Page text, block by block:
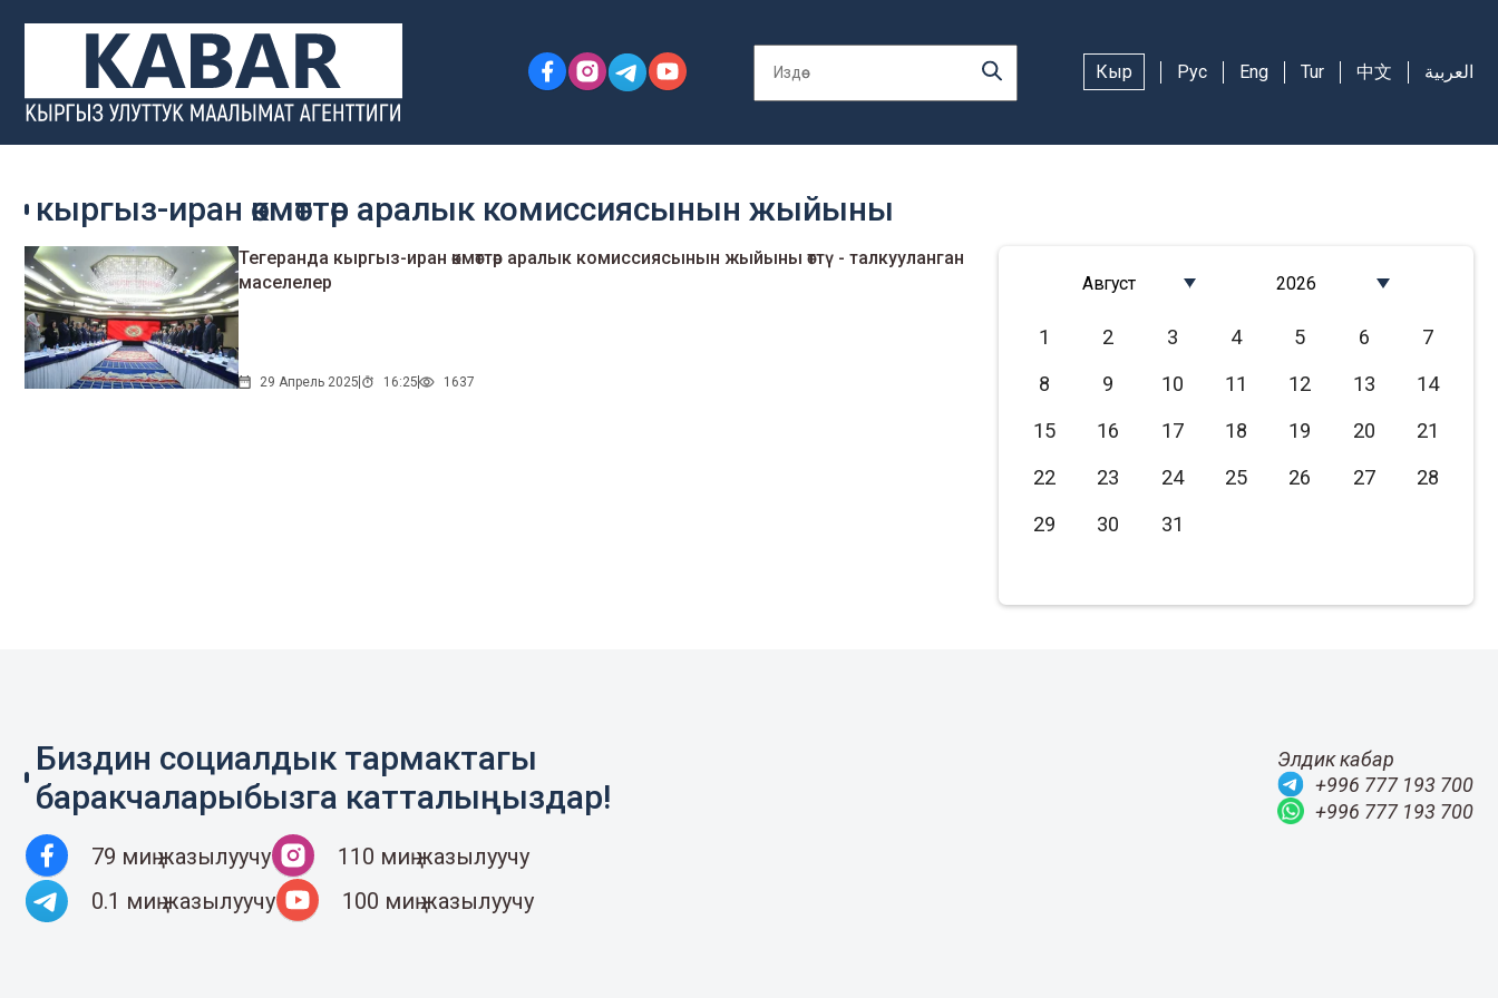
Кыр Рус Eng Tur 中文 العربية
кыргыз-иран өкмөттөр аралык комиссиясынын жыйыны
Тегеранда кыргыз-иран өкмөттөр аралык комиссиясынын жыйыны өттү - талкууланган
маселелер
29 Апрель 2025 16:25 1637
Август
Март
Апрель
Июнь
Июль
2026
2024
2023
2021
1 2 3 4 5 6
7
8
9 10 11 12 13
14
15
16 17 18 19 20
21
22
23 24 25 26 27
28
29
30 31
Биздин социалдык тармактагы
баракчаларыбызга катталыңыздар!
79 миң жазылуучу
110 миң жазылуучу
0.1 миң жазылуучу
100 миң жазылуучу
Элдик кабар
+996 777 193 700
+996 777 193 700